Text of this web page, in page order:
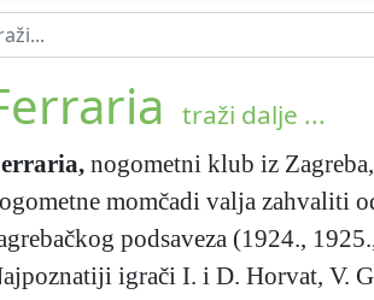
traži dalje ...
, nogometni klub iz
momčadi valja zahvaliti
podsaveza (1924.,
igrači I. i D. Horvat, V.